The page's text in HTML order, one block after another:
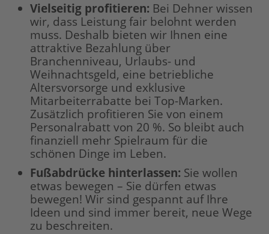
Vielseitig profitieren: Bei Dehner wissen
wir, dass Leistung fair belohnt werden
muss. Deshalb bieten wir Ihnen eine
attraktive Bezahlung über
Branchenniveau, Urlaubs- und
Weihnachtsgeld, eine betriebliche
Altersvorsorge und exklusive
Mitarbeiterrabatte bei Top-Marken.
Zusätzlich profitieren Sie von einem
Personalrabatt von 20 %. So bleibt auch
finanziell mehr Spielraum für die
schönen Dinge im Leben.
Fußabdrücke hinterlassen: Sie wollen
etwas bewegen – Sie dürfen etwas
bewegen! Wir sind gespannt auf Ihre
Ideen und sind immer bereit, neue Wege
zu beschreiten.